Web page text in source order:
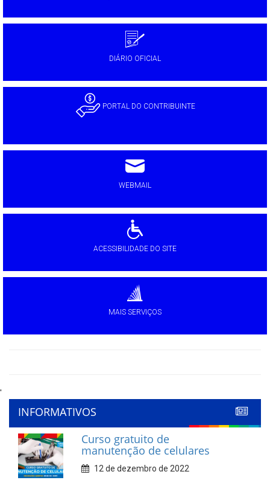
DIÁRIO OFICIAL
PORTAL DO CONTRIBUINTE
WEBMAIL
ACESSIBILIDADE DO SITE
MAIS SERVIÇOS
'
INFORMATIVOS
Curso gratuito de
manutenção de celulares
12 de dezembro de 2022